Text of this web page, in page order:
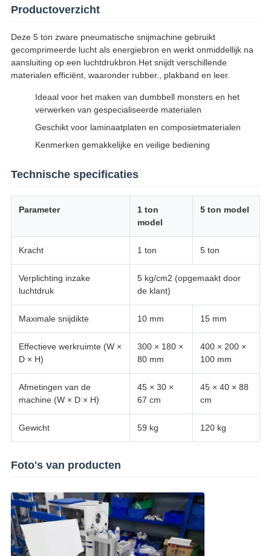
Productoverzicht
Deze 5 ton zware pneumatische snijmachine gebruikt
gecomprimeerde lucht als energiebron en werkt onmiddellijk na
aansluiting op een luchtdrukbron.Het snijdt verschillende
materialen efficiënt, waaronder rubber., plakband en leer.
Ideaal voor het maken van dumbbell monsters en het
verwerken van gespecialiseerde materialen
Geschikt voor laminaatplaten en composietmaterialen
Kenmerken gemakkelijke en veilige bediening
Technische specificaties
Parameter
1 ton
model
5 ton model
Kracht 1 ton 5 ton
Verplichting inzake
luchtdruk
5 kg/cm2 (opgemaakt door
de klant)
Maximale snijdikte 10 mm 15 mm
Effectieve werkruimte (W ×
D × H)
300 × 180 ×
80 mm
400 × 200 ×
100 mm
Afmetingen van de
machine (W × D × H)
45 × 30 ×
67 cm
45 × 40 × 88
cm
Gewicht 59 kg 120 kg
Foto's van producten